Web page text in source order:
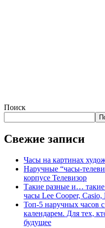
Поиск
Свежие записи
Часы на картинах
Наручные “часы-
корпусе Телевизор
Такие разные и…
часы Lee Cooper, Casio,
Топ-5 наручных часов
календарем. Для тех,
будущее